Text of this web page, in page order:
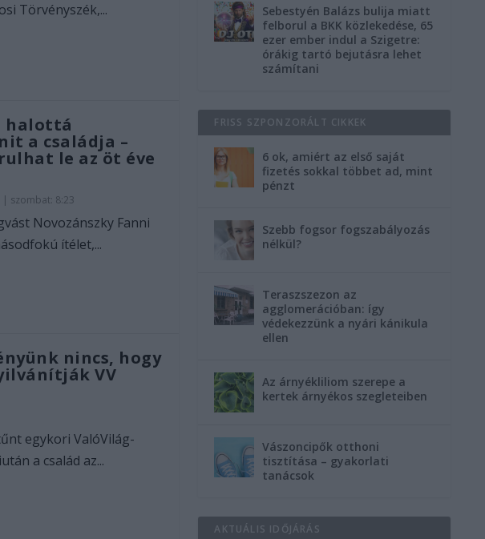
Törvényszék,...
halottá
a családja –
le az öt éve
| szombat: 8:23
Novozánszky Fanni
ítélet,...
nincs, hogy
VV
egykori ValóVilág-
a család az...
Sebestyén Balázs bulija miatt
felborul a BKK közlekedése, 65
ezer ember indul a Szigetre:
órákig tartó bejutásra lehet
számítani
FRISS SZPONZORÁLT CIKKEK
6 ok, amiért az első saját
fizetés sokkal többet ad, mint
pénzt
Szebb fogsor fogszabályozás
nélkül?
Teraszszezon az
agglomerációban: így
védekezzünk a nyári kánikula
ellen
Az árnyékliliom szerepe a
kertek árnyékos szegleteiben
Vászoncipők otthoni
tisztítása – gyakorlati
tanácsok
AKTUÁLIS IDŐJÁRÁS